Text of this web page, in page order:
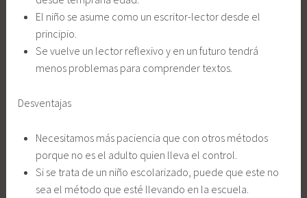
El niño se asume como un escritor-lector desde el
principio.
Se vuelve un lector reflexivo y en un futuro tendrá
menos problemas para comprender textos.
Desventajas
Necesitamos más paciencia que con otros métodos
porque no es el adulto quien lleva el control.
Si se trata de un niño escolarizado, puede que este no
sea el método que esté llevando en la escuela.